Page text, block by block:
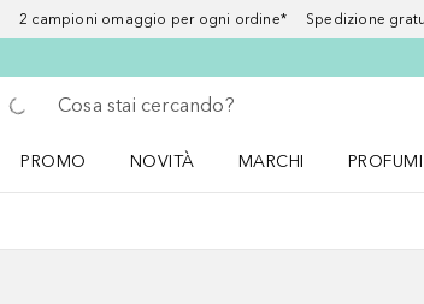
2 campioni omaggio per ogni ordine* Spedizione
Torna indietro
Esegui ricerca
PROMO
NOVITÀ
MARCHI
PROFUMI